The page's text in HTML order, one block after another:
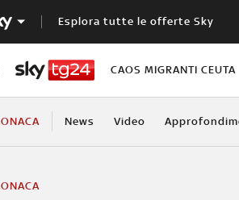
Esplora tutte le offerte Sky
CAOS MIGRANTI CEUTA
News Video